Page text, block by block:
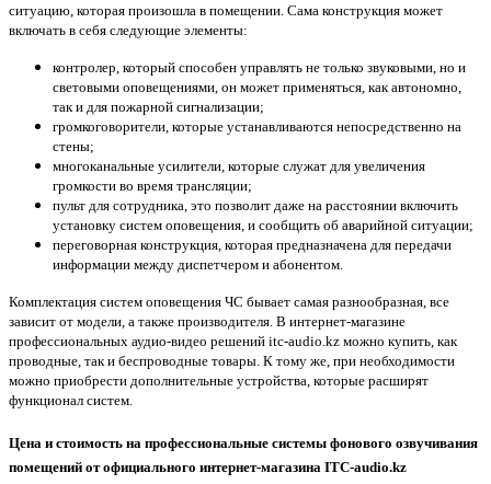
ситуацию, которая произошла в помещении. Сама конструкция может
включать в себя следующие элементы:
контролер, который способен управлять не только звуковыми, но и
световыми оповещениями, он может применяться, как автономно,
так и для пожарной сигнализации;
громкоговорители, которые устанавливаются непосредственно на
стены;
многоканальные усилители, которые служат для увеличения
громкости во время трансляции;
пульт для сотрудника, это позволит даже на расстоянии включить
установку систем оповещения, и сообщить об аварийной ситуации;
переговорная конструкция, которая предназначена для передачи
информации между диспетчером и абонентом.
Комплектация систем оповещения ЧС бывает самая разнообразная, все
зависит от модели, а также производителя. В интернет-магазине
профессиональных аудио-видео решений itc-audio.kz можно купить, как
проводные, так и беспроводные товары. К тому же, при необходимости
можно приобрести дополнительные устройства, которые расширят
функционал систем.
Цена и стоимость на профессиональные системы фонового озвучивания
помещений от официального интернет-магазина ITC-audio.kz